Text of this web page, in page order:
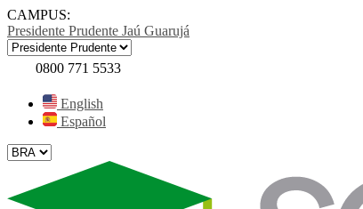
CAMPUS:
Presidente Prudente Jaú Guarujá
0800 771 5533
English
Español